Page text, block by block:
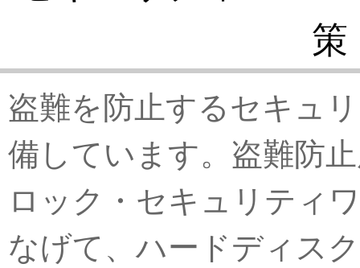
策
盗難を防止するセキュ
備しています。盗難防
ロック・セキュリティ
なげて、ハードディス